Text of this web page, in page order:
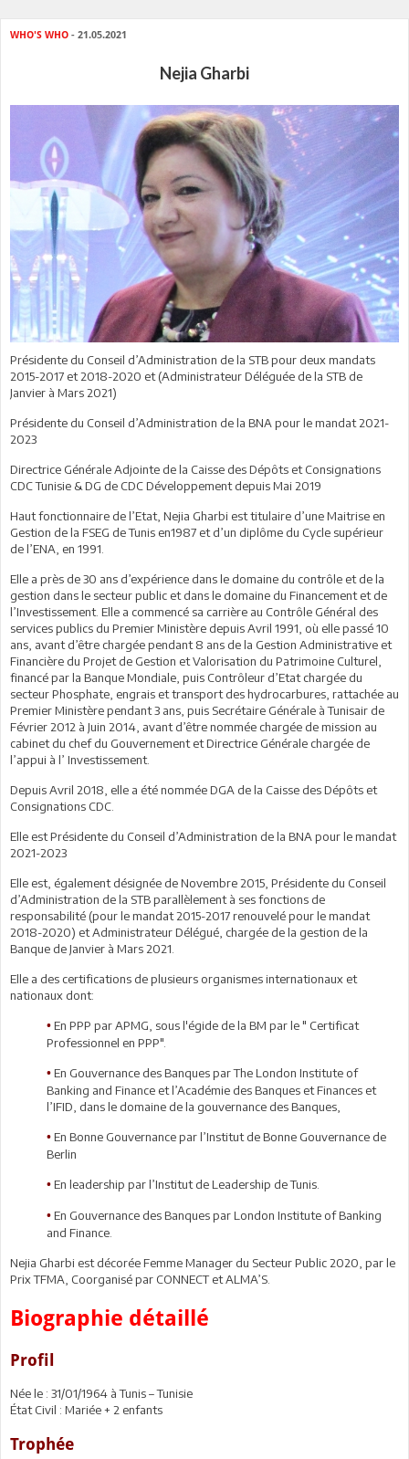
WHO'S WHO - 21.05.2021
Nejia Gharbi
Présidente du Conseil d’Administration de la STB pour deux mandats
2015-2017 et 2018-2020 et (Administrateur Déléguée de la STB de
Janvier à Mars 2021)
Présidente du Conseil d’Administration de la BNA pour le mandat 2021-
2023
Directrice Générale Adjointe de la Caisse des Dépôts et Consignations
CDC Tunisie & DG de CDC Développement depuis Mai 2019
Haut fonctionnaire de l’Etat, Nejia Gharbi est titulaire d’une Maitrise en
Gestion de la FSEG de Tunis en1987 et d’un diplôme du Cycle supérieur
de l’ENA, en 1991.
Elle a près de 30 ans d’expérience dans le domaine du contrôle et de la
gestion dans le secteur public et dans le domaine du Financement et de
l’Investissement. Elle a commencé sa carrière au Contrôle Général des
services publics du Premier Ministère depuis Avril 1991, où elle passé 10
ans, avant d’être chargée pendant 8 ans de la Gestion Administrative et
Financière du Projet de Gestion et Valorisation du Patrimoine Culturel,
financé par la Banque Mondiale, puis Contrôleur d’Etat chargée du
secteur Phosphate, engrais et transport des hydrocarbures, rattachée au
Premier Ministère pendant 3 ans, puis Secrétaire Générale à Tunisair de
Février 2012 à Juin 2014, avant d’être nommée chargée de mission au
cabinet du chef du Gouvernement et Directrice Générale chargée de
l’appui à l’ Investissement.
Depuis Avril 2018, elle a été nommée DGA de la Caisse des Dépôts et
Consignations CDC.
Elle est Présidente du Conseil d’Administration de la BNA pour le mandat
2021-2023
Elle est, également désignée de Novembre 2015, Présidente du Conseil
d’Administration de la STB parallèlement à ses fonctions de
responsabilité (pour le mandat 2015-2017 renouvelé pour le mandat
2018-2020) et Administrateur Délégué, chargée de la gestion de la
Banque de Janvier à Mars 2021.
Elle a des certifications de plusieurs organismes internationaux et
nationaux dont:
• En PPP par APMG, sous l'égide de la BM par le " Certificat
Professionnel en PPP".
• En Gouvernance des Banques par The London Institute of
Banking and Finance et l’Académie des Banques et Finances et
l’IFID, dans le domaine de la gouvernance des Banques,
• En Bonne Gouvernance par l’Institut de Bonne Gouvernance de
Berlin
• En leadership par l’Institut de Leadership de Tunis.
• En Gouvernance des Banques par London Institute of Banking
and Finance.
Nejia Gharbi est décorée Femme Manager du Secteur Public 2020, par le
Prix TFMA, Coorganisé par CONNECT et ALMA’S.
Biographie détaillé
Profil
Née le : 31/01/1964 à Tunis – Tunisie
État Civil : Mariée + 2 enfants
Trophée